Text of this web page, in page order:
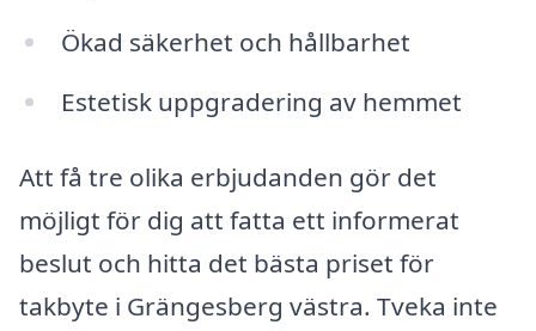
Ökad säkerhet och hållbarhet
Estetisk uppgradering av hemmet
Att få tre olika erbjudanden gör det
möjligt för dig att fatta ett informerat
beslut och hitta det bästa priset för
takbyte i Grängesberg västra. Tveka inte